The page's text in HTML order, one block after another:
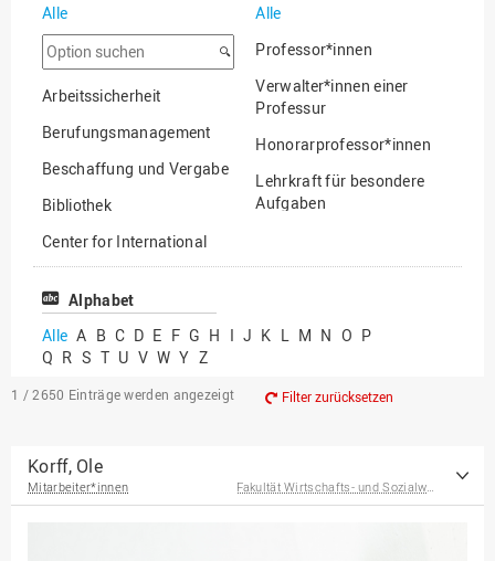
Alle
Option
suchen
Arbeitssicherheit
Berufungsmanagement
Beschaffung und Vergabe
Bibliothek
Center for International
Mobility
Center for International
Chancengerechtigkeit
eLearning Competence
EU-Büro
Fakultät
Agrarwissenschaften und
Alle
Professor*innen
Verwalter*innen einer
Professur
Honorarprofessor*innen
Lehrkraft für besondere
Aufgaben
Professor*innen im
Alphabet
Alle A B C D E F G H I J K L M N O P
Q R S T U V W Y Z
1 / 2650 Einträge werden angezeigt Filter zurücksetzen
Korff, Ole
Mitarbeiter*innen